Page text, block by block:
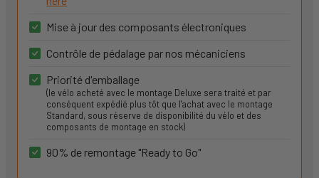
Mise à jour des composants électroniques
Contrôle de pédalage par nos mécaniciens
Priorité d'emballage
(le vélo acheté avec le montage Deluxe sera traité et par
conséquent expédié plus tôt que l'achat avec le montage
Standard, sous réserve de disponibilité du vélo et des
composants de montage en stock)
90% de remontage "Ready to Go"